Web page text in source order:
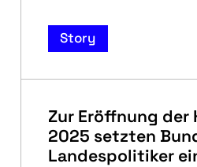
Story
Zur Eröffnung der
2025 setzten
Landespolitiker